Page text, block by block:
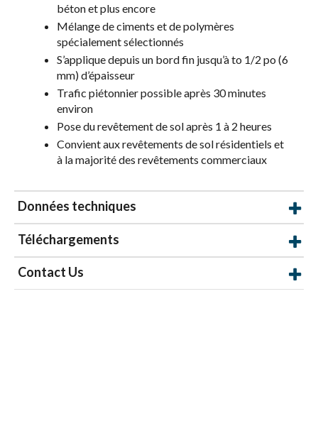
béton et plus encore
Mélange de ciments et de polymères
spécialement sélectionnés
S’applique depuis un bord fin jusqu’à to 1/2 po (6
mm) d’épaisseur
Trafic piétonnier possible après 30 minutes
environ
Pose du revêtement de sol après 1 à 2 heures
Convient aux revêtements de sol résidentiels et
à la majorité des revêtements commerciaux
Données techniques
Téléchargements
Contact Us